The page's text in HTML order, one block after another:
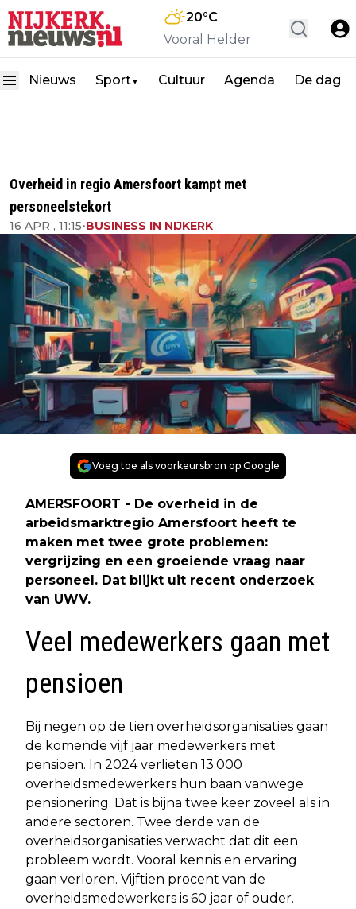
20°C
Vooral Helder
Nieuws Sport▼ Cultuur Agenda De dag
Overheid in regio Amersfoort kampt met
personeelstekort
16 APR , 11:15•BUSINESS IN NIJKERK
Voeg toe als voorkeursbron op Google
AMERSFOORT - De overheid in de
arbeidsmarktregio Amersfoort heeft te
maken met twee grote problemen:
vergrijzing en een groeiende vraag naar
personeel. Dat blijkt uit recent onderzoek
van UWV.
Veel medewerkers gaan met
pensioen
Bij negen op de tien overheidsorganisaties gaan
de komende vijf jaar medewerkers met
pensioen. In 2024 verlieten 13.000
overheidsmedewerkers hun baan vanwege
pensionering. Dat is bijna twee keer zoveel als in
andere sectoren. Twee derde van de
overheidsorganisaties verwacht dat dit een
probleem wordt. Vooral kennis en ervaring
gaan verloren. Vijftien procent van de
overheidsmedewerkers is 60 jaar of ouder.